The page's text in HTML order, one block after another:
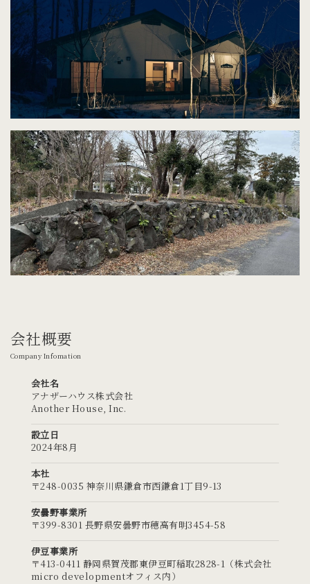
会社概要
Company Infomation
会社名
アナザーハウス株式会社
Another House, Inc.
設立日
2024年8月
本社
〒248-0035 神奈川県鎌倉市西鎌倉1丁目9-13
安曇野事業所
〒399-8301 長野県安曇野市穂高有明3454-58
伊豆事業所
〒413-0411 静岡県賀茂郡東伊豆町稲取2828-1（株式会社
micro developmentオフィス内）